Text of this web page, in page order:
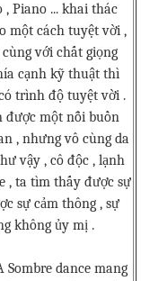
, Piano ... khai thác
một cách tuyệt vời ,
với chất giọng
cạnh kỹ thuật thì
trình độ tuyệt vời .
được một nỗi buồn
, nhưng vô cùng da
vậy , cô độc , lạnh
, ta tìm thấy được sự
sự cảm thông , sự
không ủy mị .
dance mang